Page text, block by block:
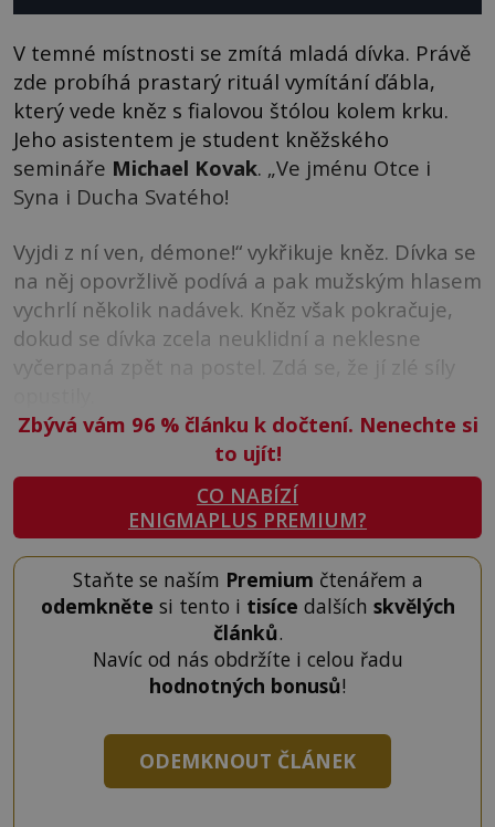
V temné místnosti se zmítá mladá dívka. Právě
zde probíhá prastarý rituál vymítání ďábla,
který vede kněz s fialovou štólou kolem krku.
Jeho asistentem je student kněžského
semináře Michael Kovak. „Ve jménu Otce i
Syna i Ducha Svatého!
Vyjdi z ní ven, démone!“ vykřikuje kněz. Dívka se
na něj opovržlivě podívá a pak mužským hlasem
vychrlí několik nadávek. Kněz však pokračuje,
dokud se dívka zcela neuklidní a neklesne
vyčerpaná zpět na postel. Zdá se, že jí zlé síly
Zbývá vám 96 %článku k dočtení. Nenechte si
to ujít!
CO NABÍZÍ
ENIGMAPLUS PREMIUM?
Staňte se naším Premium čtenářem a
odemkněte si tento i tisíce dalších skvělých
článků.
Navíc od nás obdržíte i celou řadu
hodnotných bonusů!
ODEMKNOUT ČLÁNEK